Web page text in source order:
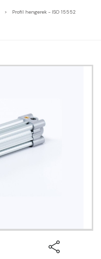
Profil hengerek - ISO 15552